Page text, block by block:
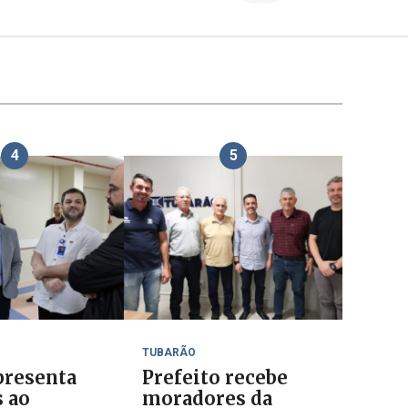
4
ao
5
TUBARÃO
Prefeito recebe
moradores da